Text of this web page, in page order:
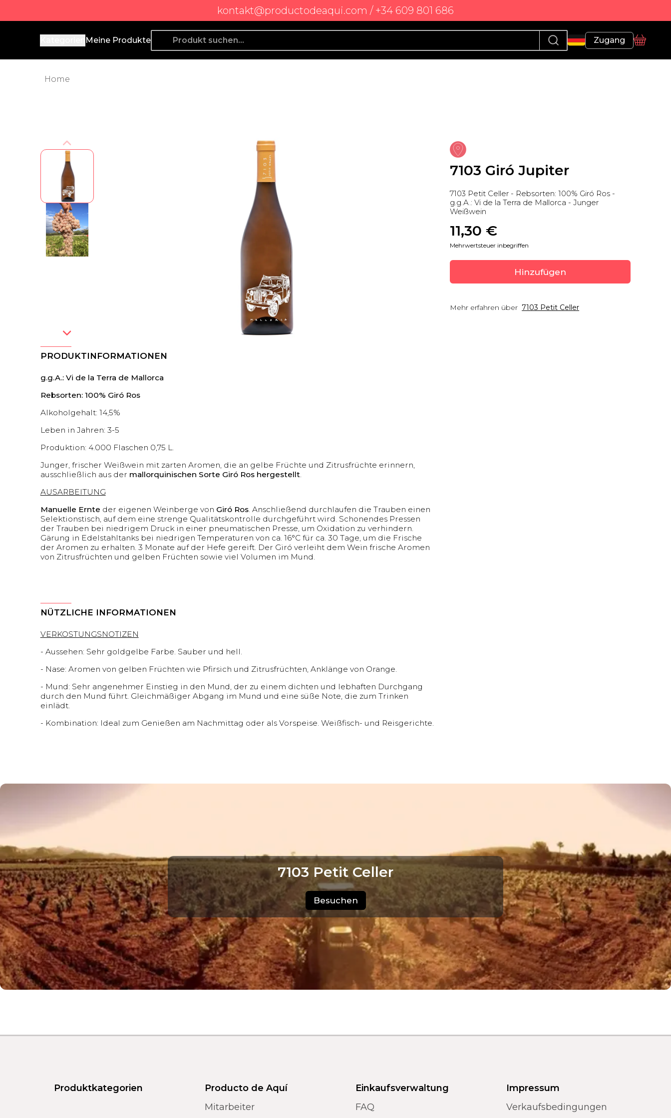
kontakt@productodeaqui.com / +34 609 801 686
Producto de Aquí
Meine Produkte Zugang
Profil
Korb
Home
7103 Giró Jupiter
7103 Petit Celler - Rebsorten: 100% Giró Ros -
g.g.A.: Vi de la Terra de Mallorca - Junger
Weißwein
11,30 €
Mehrwertsteuer inbegriffen
Hinzufügen
Mehr erfahren über 7103 Petit Celler
PRODUKTINFORMATIONEN
g.g.A.: Vi de la Terra de Mallorca
Rebsorten: 100% Giró Ros
Alkoholgehalt: 14,5%
Leben in Jahren: 3-5
Produktion: 4.000 Flaschen 0,75 L.
Junger, frischer Weißwein mit zarten Aromen, die an gelbe Früchte und Zitrusfrüchte erinnern,
ausschließlich aus der mallorquinischen Sorte Giró Ros hergestellt.
AUSARBEITUNG
Manuelle Ernte der eigenen Weinberge von Giró Ros. Anschließend durchlaufen die Trauben einen
Selektionstisch, auf dem eine strenge Qualitätskontrolle durchgeführt wird. Schonendes Pressen
der Trauben bei niedrigem Druck in einer pneumatischen Presse, um Oxidation zu verhindern.
Gärung in Edelstahltanks bei niedrigen Temperaturen von ca. 16°C für ca. 30 Tage, um die Frische
der Aromen zu erhalten. 3 Monate auf der Hefe gereift. Der Giró verleiht dem Wein frische Aromen
von Zitrusfrüchten und gelben Früchten sowie viel Volumen im Mund.
NÜTZLICHE INFORMATIONEN
VERKOSTUNGSNOTIZEN
- Aussehen: Sehr goldgelbe Farbe. Sauber und hell.
- Nase: Aromen von gelben Früchten wie Pfirsich und Zitrusfrüchten, Anklänge von Orange.
- Mund: Sehr angenehmer Einstieg in den Mund, der zu einem dichten und lebhaften Durchgang
durch den Mund führt. Gleichmäßiger Abgang im Mund und eine süße Note, die zum Trinken
einlädt.
- Kombination: Ideal zum Genießen am Nachmittag oder als Vorspeise. Weißfisch- und Reisgerichte.
7103 Petit Celler
Besuchen
Produktkategorien
Producto de Aquí
Mitarbeiter
Einkaufsverwaltung
FAQ
Impressum
Verkaufsbedingungen